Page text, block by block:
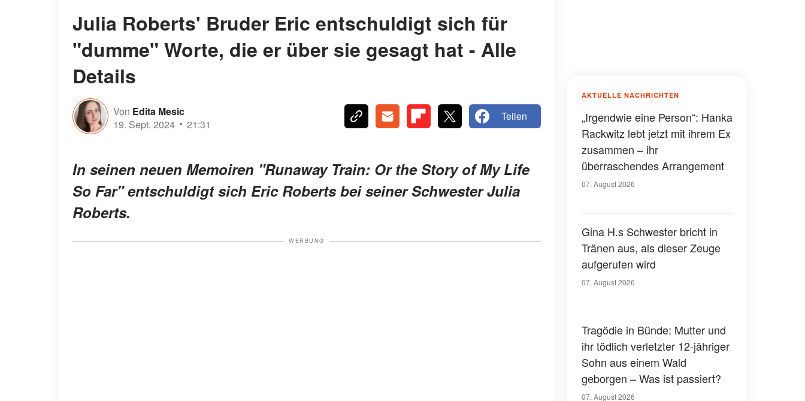
Julia Roberts' Bruder Eric entschuldigt sich für
"dumme" Worte, die er über sie gesagt hat - Alle
Details
Von Edita Mesic
19. Sept. 2024
21:31
Teilen
In seinen neuen Memoiren "Runaway Train: Or the Story of My Life
So Far" entschuldigt sich Eric Roberts bei seiner Schwester Julia
Roberts.
WERBUNG
AKTUELLE NACHRICHTEN
„Irgendwie eine Person“: Hanka
Rackwitz lebt jetzt mit ihrem Ex
zusammen – ihr
überraschendes Arrangement
07. August 2026
Gina H.s Schwester bricht in
Tränen aus, als dieser Zeuge
aufgerufen wird
07. August 2026
Tragödie in Bünde: Mutter und
ihr tödlich verletzter 12-jähriger
Sohn aus einem Wald
geborgen – Was ist passiert?
07. August 2026